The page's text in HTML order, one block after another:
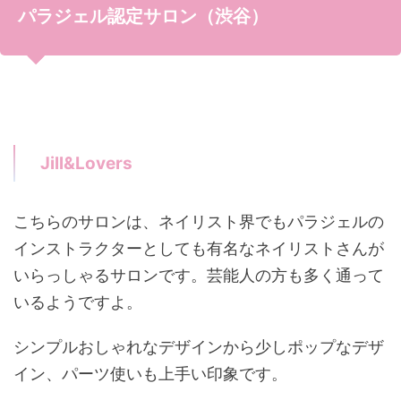
パラジェル認定サロン（渋谷）
Jill&Lovers
こちらのサロンは、ネイリスト界でもパラジェルの
インストラクターとしても有名なネイリストさんが
いらっしゃるサロンです。芸能人の方も多く通って
いるようですよ。
シンプルおしゃれなデザインから少しポップなデザ
イン、パーツ使いも上手い印象です。